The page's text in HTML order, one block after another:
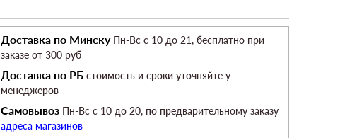
Доставка по МинскуПн-Вс c 10 до 21, бесплатно при
заказе от 300 руб
Доставка по РБ стоимость и сроки уточняйте у
менеджеров
Самовывоз Пн-Вс c 10 до 20, по предварительному заказу
адреса магазинов